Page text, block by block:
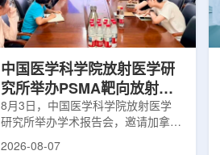
至2023年的每10万名受益人4690
次。相关研究已发表于
《Osteoporosis International》。下
中国医学科学院放射医学研
究所举办PSMA靶向放射性
药物学术报告会
8月3日，中国医学科学院放射医学
研究所举办学术报告会，邀请加拿大
温哥华不列颠哥伦比亚癌症中心林国
2026-08-07